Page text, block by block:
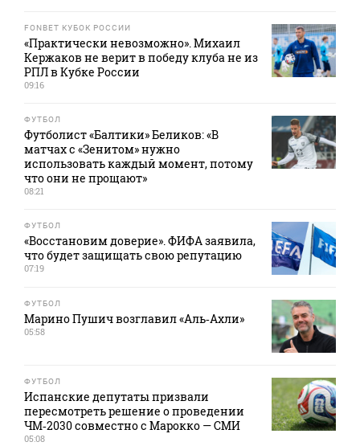
FONBET КУБОК РОССИИ
«Практически невозможно». Михаил
Кержаков не верит в победу клуба не из
РПЛ в Кубке России
09:16
ФУТБОЛ
Футболист «Балтики» Беликов: «В
матчах с «Зенитом» нужно
использовать каждый момент, потому
что они не прощают»
08:21
ФУТБОЛ
«Восстановим доверие». ФИФА заявила,
что будет защищать свою репутацию
07:19
ФУТБОЛ
Марино Пушич возглавил «Аль‑Ахли»
05:58
ФУТБОЛ
Испанские депутаты призвали
пересмотреть решение о проведении
ЧМ‑2030 совместно с Марокко — СМИ
05:08